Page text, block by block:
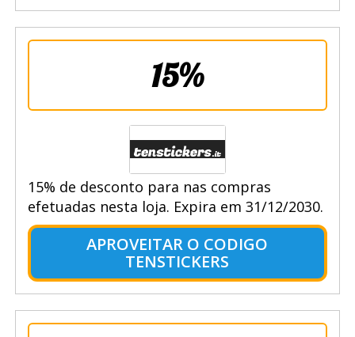
15%
15% de desconto para nas compras
efetuadas nesta loja. Expira em 31/12/2030.
APROVEITAR O CODIGO
TENSTICKERS